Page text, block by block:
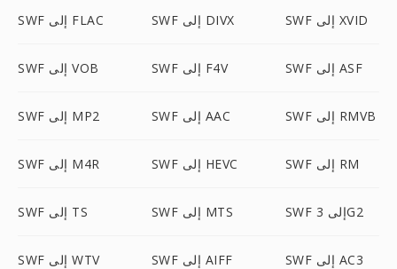
SWF إلى FLAC SWF إلى DIVX SWF إلى XVID
SWF إلى VOB SWF إلى F4V SWF إلى ASF
SWF إلى MP2 SWF إلى AAC SWF إلى RMVB
SWF إلى M4R SWF إلى HEVC SWF إلى RM
SWF إلى TS SWF إلى MTS SWF إلى 3G2
SWF إلى WTV SWF إلى AIFF SWF إلى AC3